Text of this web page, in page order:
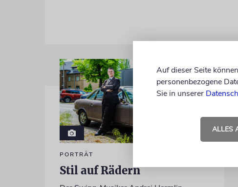
PORTRÄT
Stil auf Rädern
Auf dieser Seite
personenbezogene
Sie in unserer
ALLES